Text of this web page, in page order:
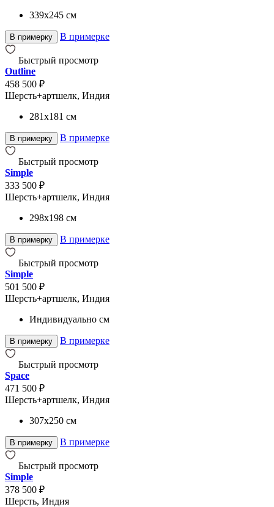
339x245 см
В примерку В примерке
Быстрый просмотр
Outline
458 500 ₽
Шерсть+артшелк, Индия
281x181 см
В примерку В примерке
Быстрый просмотр
Simple
333 500 ₽
Шерсть+артшелк, Индия
298x198 см
В примерку В примерке
Быстрый просмотр
Simple
501 500 ₽
Шерсть+артшелк, Индия
Индивидуально см
В примерку В примерке
Быстрый просмотр
Space
471 500 ₽
Шерсть+артшелк, Индия
307x250 см
В примерку В примерке
Быстрый просмотр
Simple
378 500 ₽
Шерсть, Индия